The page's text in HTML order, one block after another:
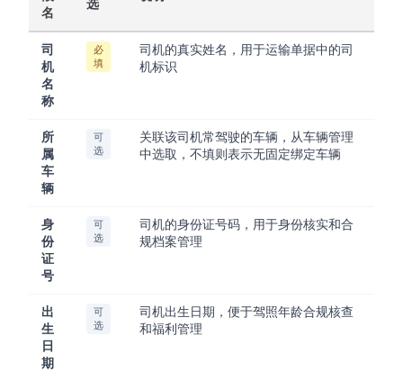
名
选
司
机
名
称
必
填
司机的真实姓名，用于运输单据中的司
机标识
所
属
车
辆
可
选
关联该司机常驾驶的车辆，从车辆管理
中选取，不填则表示无固定绑定车辆
身
份
证
号
可
选
司机的身份证号码，用于身份核实和合
规档案管理
出
生
日
期
可
选
司机出生日期，便于驾照年龄合规核查
和福利管理